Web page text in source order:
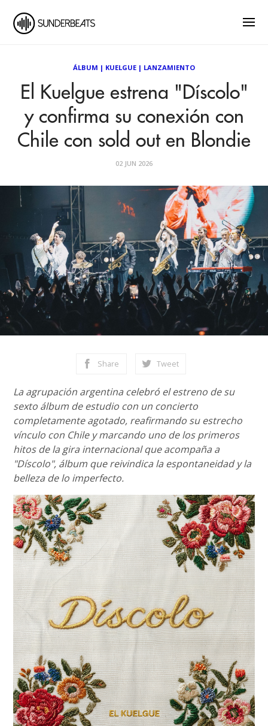
ÁLBUM | KUELGUE | LANZAMIENTO
El Kuelgue estrena "Díscolo"
y confirma su conexión con
Chile con sold out en Blondie
02 JUN 2026
Share Tweet
La agrupación argentina celebró el estreno de su
sexto álbum de estudio con un concierto
completamente agotado, reafirmando su estrecho
vínculo con Chile y marcando uno de los primeros
hitos de la gira internacional que acompaña a
"Díscolo", álbum que reivindica la espontaneidad y la
belleza de lo imperfecto.